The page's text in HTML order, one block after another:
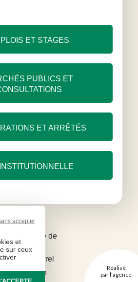
ET STAGES
PUBLICS ET
ET ARRÊTÉS
Politique de
- Parc naturel
Limousin
Réalisé
par l'agence
et
sur ceux
accepter